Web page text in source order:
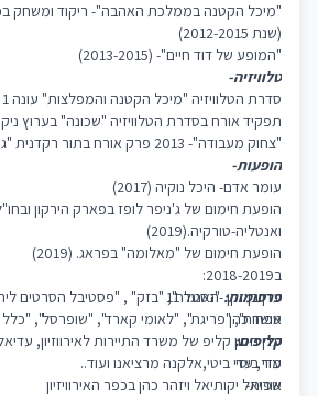
"מיכל הקטנה בממלכת האהבה"- ריקוד ומשחק
(שנת 2012-2015)
"המופע של דוד חיים"- (2013-2015)
טלוויזיה-
סדרת הטלוויזיה "מיכל הקטנה והמפלצות" עונה 1 בערוץ "הופ"
תפקיד אורח בסדרת הטלוויזיה "שכונה" בערוץ
"צחוק מעבודה"- 2013 פרק אורח בתור רקדנית "גנגם סטייל"
הופעות-
עומר אדם- היכל נוקיה (2017)
הופעת חימום של ג'ניפר לופז בפארק הירקון
ואנטליה-טורקיה.(2019)
הופעת חימום של "מאלומה" בפראג. (2019)
ב2018-2019:
עדן בן זקן -האנגר 11
אושר כהן
עדן חסון
עדי ביטי
אוריאל יקותיאל ויזהר כהן בכפר האירוויזיון
פרסומות:"נסטלה", "בזק" , "פסטיבל הסרטים
טפחות", "פריגת", "לאומי קארד", "שופרסל", "כלל
קליפים: קליפ של משרד התיירות לאירווזיון,
מור, עדי ביטי,אלקנה מרציאנו ועוד..
שפות-